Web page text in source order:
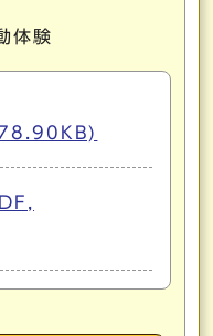
体験